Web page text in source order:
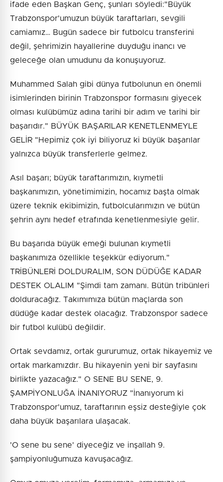
ifade eden Başkan Genç, şunları söyledi:"Büyük
Trabzonspor'umuzun büyük taraftarları, sevgili
camiamız… Bugün sadece bir futbolcu transferini
değil, şehrimizin hayallerine duyduğu inancı ve
geleceğe olan umudunu da konuşuyoruz.
Muhammed Salah gibi dünya futbolunun en önemli
isimlerinden birinin Trabzonspor formasını giyecek
olması kulübümüz adına tarihi bir adım ve tarihi bir
başarıdır." BÜYÜK BAŞARILAR KENETLENMEYLE
GELİR "Hepimiz çok iyi biliyoruz ki büyük başarılar
yalnızca büyük transferlerle gelmez.
Asıl başarı; büyük taraftarımızın, kıymetli
başkanımızın, yönetimimizin, hocamız başta olmak
üzere teknik ekibimizin, futbolcularımızın ve bütün
şehrin aynı hedef etrafında kenetlenmesiyle gelir.
Bu başarıda büyük emeği bulunan kıymetli
başkanımıza özellikle teşekkür ediyorum."
TRİBÜNLERİ DOLDURALIM, SON DÜDÜĞE KADAR
DESTEK OLALIM "Şimdi tam zamanı. Bütün tribünleri
dolduracağız. Takımımıza bütün maçlarda son
düdüğe kadar destek olacağız. Trabzonspor sadece
bir futbol kulübü değildir.
Ortak sevdamız, ortak gururumuz, ortak hikayemiz ve
ortak markamızdır. Bu hikayenin yeni bir sayfasını
birlikte yazacağız." O SENE BU SENE, 9.
ŞAMPİYONLUĞA İNANIYORUZ "İnanıyorum ki
Trabzonspor'umuz, taraftarının eşsiz desteğiyle çok
daha büyük başarılara ulaşacak.
'O sene bu sene' diyeceğiz ve inşallah 9.
şampiyonluğumuza kavuşacağız.